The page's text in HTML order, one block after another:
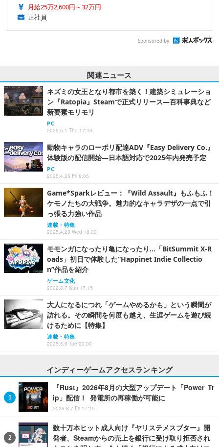
月給25万2,600円～32万円
正社員
Sponsored by
関連ニュース
ネズミの女王となり都市を築く！建築シミュレーショ
ン『Ratopia』Steamで正式リリース―百科事典など
新要素モリモリ
PC
2025.5.1 Thu 17:40
動物キャラのローポリ配達ADV『Easy Delivery Co.』
体験版の配信開始―日本語対応で2025年内発売予定
PC
2025.4.25 Fri 8:05
Game*Sparkレビュー：『Wild Assault』もふもふ！
ケモノたちの大戦争。魅力的なキャラデザの一点で引
っ張る力強い作品
連載・特集
2025.4.23 Wed 18:00
モモンガになったり亀になったり…「BitSummit X-R
oads」初日で体験した“Happinet Indie Collectio
n”作品を紹介
ゲーム文化
2022.8.7 Sun 17:15
大人になるにつれ「ゲームやめるかも」という瞬間が
訪れる。その瞬間を何度も越え、生涯ゲームを遊び続
けるために【特集】
連載・特集
2025.5.6 Tue 20:00
インディーゲームアクセスランキング
『Rust』2026年8月の大型アップデート「Power Tr
ip」配信！ 発電所の再稼働が可能に
2026.8.7 Fri 17:15
数十万本ヒット成人向け『ヤリステメスブター』開
発者、Steamからの売上を銀行に受け取り拒否され